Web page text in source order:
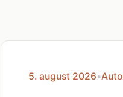
5. august 2026•